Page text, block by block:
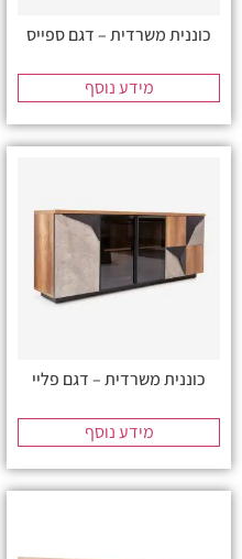
כוננית משרדית – דגם ספייס
מידע נוסף
כוננית משרדית – דגם פליי
מידע נוסף